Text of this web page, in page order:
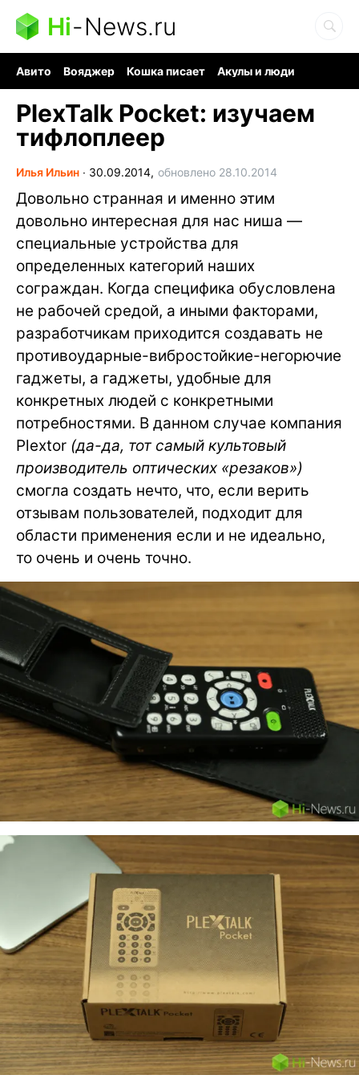
Hi-News.ru
Авито Вояджер Кошка писает
Акулы и люди
PlexTalk Pocket: изучаем
тифлоплеер
Илья Ильин ∙ 30.09.2014, обновлено 28.10.2014
Довольно странная и именно этим
довольно интересная для нас ниша —
специальные устройства для
определенных категорий наших
сограждан. Когда специфика обусловлена
не рабочей средой, а иными факторами,
разработчикам приходится создавать не
противоударные-вибростойкие-негорючие
гаджеты, а гаджеты, удобные для
конкретных людей с конкретными
потребностями. В данном случае компания
Plextor (да-да, тот самый культовый
производитель оптических «резаков»)
смогла создать нечто, что, если верить
отзывам пользователей, подходит для
области применения если и не идеально,
то очень и очень точно.